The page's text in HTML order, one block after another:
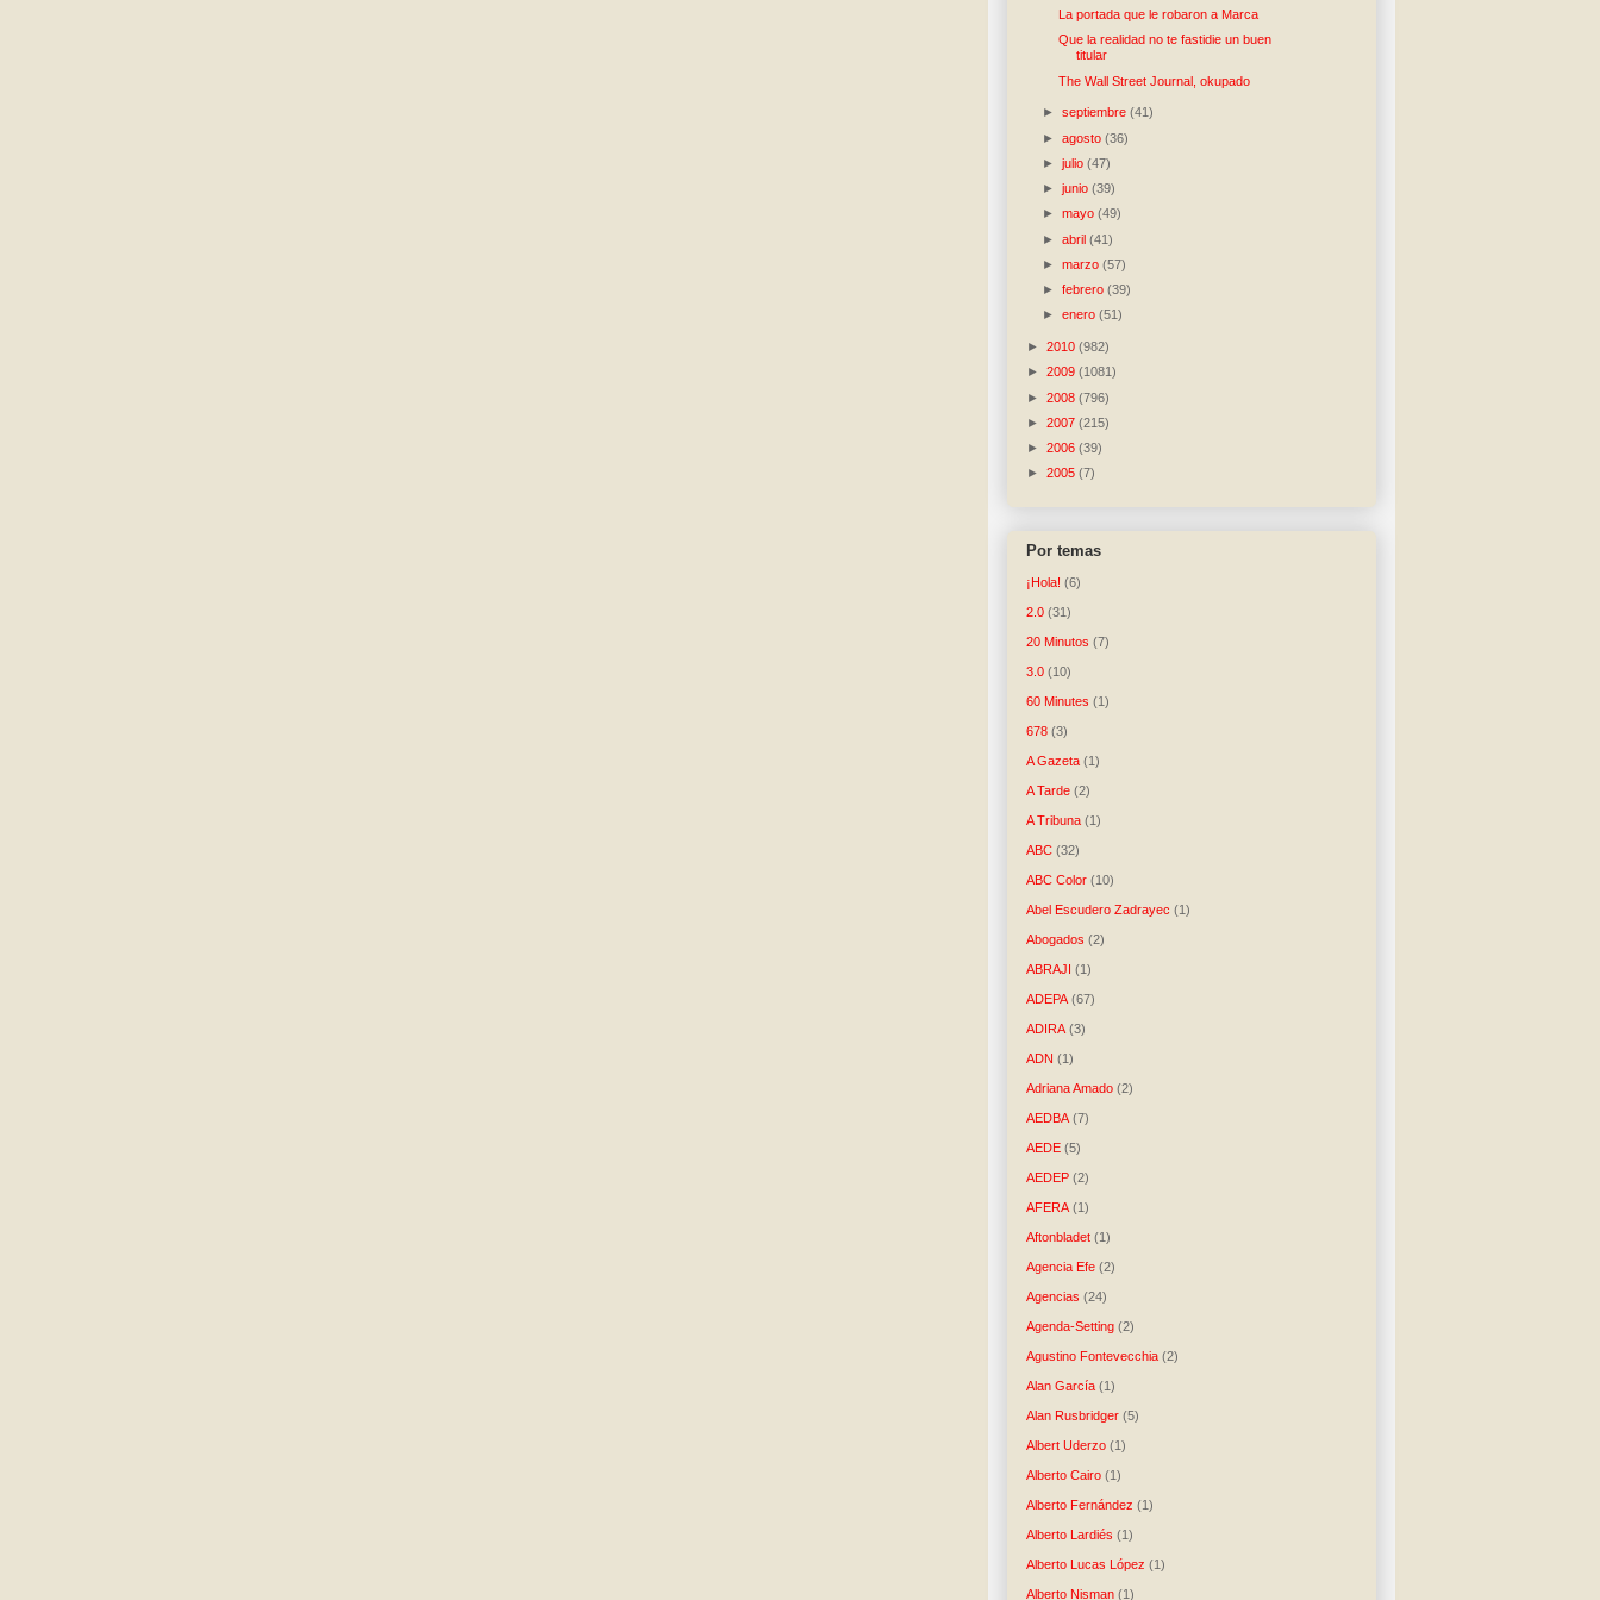
La portada que le robaron a Marca
Que la realidad no te fastidie un buen
titular
The Wall Street Journal, okupado
►septiembre(41)
►agosto(36)
►julio(47)
►junio(39)
►mayo(49)
►abril(41)
►marzo(57)
►febrero(39)
►enero(51)
► 2010 (982)
► 2009 (1081)
► 2008 (796)
► 2007 (215)
► 2006 (39)
► 2005 (7)
Por temas
¡Hola! (6)
2.0 (31)
20 Minutos (7)
3.0 (10)
60 Minutes (1)
678 (3)
A Gazeta (1)
A Tarde (2)
A Tribuna (1)
ABC (32)
ABC Color (10)
Abel Escudero Zadrayec (1)
Abogados (2)
ABRAJI (1)
ADEPA (67)
ADIRA (3)
ADN (1)
Adriana Amado (2)
AEDBA (7)
AEDE (5)
AEDEP (2)
AFERA (1)
Aftonbladet (1)
Agencia Efe (2)
Agencias (24)
Agenda-Setting (2)
Agustino Fontevecchia (2)
Alan García (1)
Alan Rusbridger (5)
Albert Uderzo (1)
Alberto Cairo (1)
Alberto Fernández (1)
Alberto Lardiés (1)
Alberto Lucas López (1)
Alberto Nisman (1)